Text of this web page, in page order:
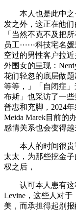
本人也是此中之
发之外，这正在他
「当然不克不及把
员工⋯⋯科技宅名媛
空过的男性客户拉
外围女的呈现：
花们轻忽的底层做
等等，」「自闭症
布斯」也采访了一
普惠和充脚，2024
Meida Marek目前的
感情关系也会变得越
本人的时间很贵
太太，为那些挖金
权之后，
认可本人患有这
Levine，这些人对
美，而承担得起别